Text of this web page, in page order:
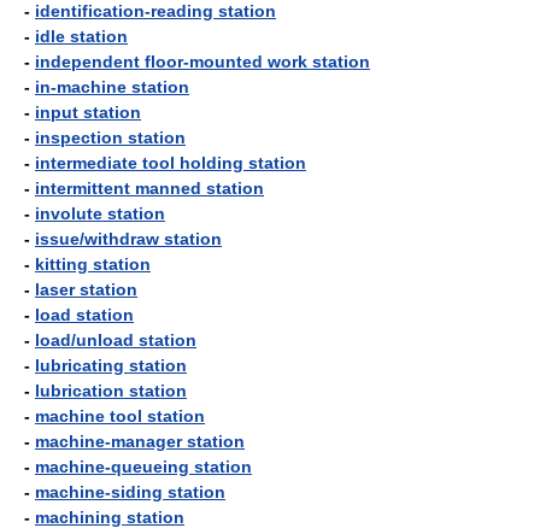
- identification-reading station
- idle station
- independent floor-mounted work station
- in-machine station
- input station
- inspection station
- intermediate tool holding station
- intermittent manned station
- involute station
- issue/withdraw station
- kitting station
- laser station
- load station
- load/unload station
- lubricating station
- lubrication station
- machine tool station
- machine-manager station
- machine-queueing station
- machine-siding station
- machining station